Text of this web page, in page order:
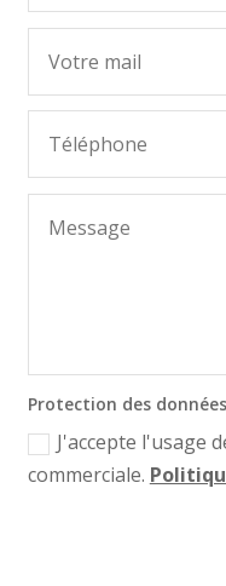
Protection des données
J'accepte l'usage
commerciale.